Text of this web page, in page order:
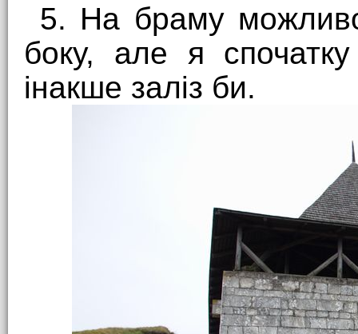
5. На браму можливо
боку, але я
інакше заліз би.